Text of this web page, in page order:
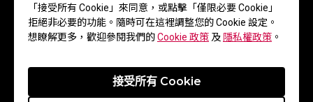
「接受所有 Cookie」來同意，或點擊「僅限必要 Cookie」
拒絕非必要的功能。隨時可在這裡調整您的 Cookie 設定。
想瞭解更多，歡迎參閱我們的Cookie 政策 及 隱私權政策 。
接受所有 Cookie
操控感